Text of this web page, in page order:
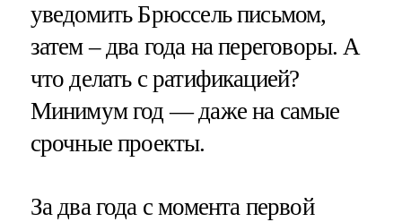
уведомить Брюссель письмом,
затем – два года на переговоры. А
что делать с ратификацией?
Минимум год — даже на самые
срочные проекты.
За два года с момента первой